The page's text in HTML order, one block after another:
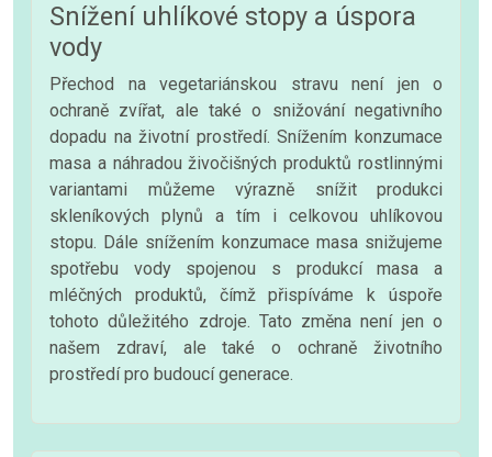
Snížení uhlíkové stopy a úspora
vody
Přechod na vegetariánskou stravu není jen o
ochraně zvířat, ale také o snižování negativního
dopadu na životní prostředí. Snížením konzumace
masa a náhradou živočišných produktů rostlinnými
variantami můžeme výrazně snížit produkci
skleníkových plynů a tím i celkovou uhlíkovou
stopu. Dále snížením konzumace masa snižujeme
spotřebu vody spojenou s produkcí masa a
mléčných produktů, čímž přispíváme k úspoře
tohoto důležitého zdroje. Tato změna není jen o
našem zdraví, ale také o ochraně životního
prostředí pro budoucí generace.